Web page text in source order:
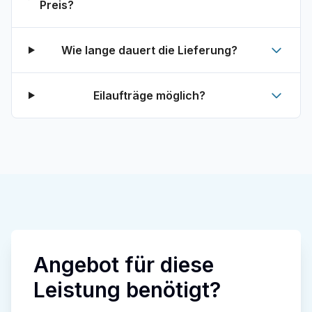
Preis?
Wie lange dauert die Lieferung?
Eilaufträge möglich?
Angebot für diese
Leistung benötigt?